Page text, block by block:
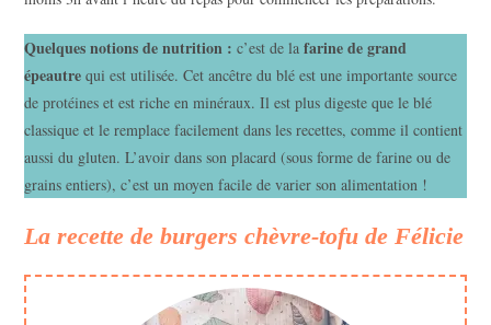
Quelques notions de nutrition : c’est de la farine de grand
épeautre qui est utilisée. Cet ancêtre du blé est une importante source
de protéines et est riche en minéraux. Il est plus digeste que le blé
classique et le remplace facilement dans les recettes, comme il contient
aussi du gluten. L’avoir dans son placard (sous forme de farine ou de
grains entiers), c’est un moyen facile de varier son alimentation !
La recette de burgers chèvre-tofu de Félicie